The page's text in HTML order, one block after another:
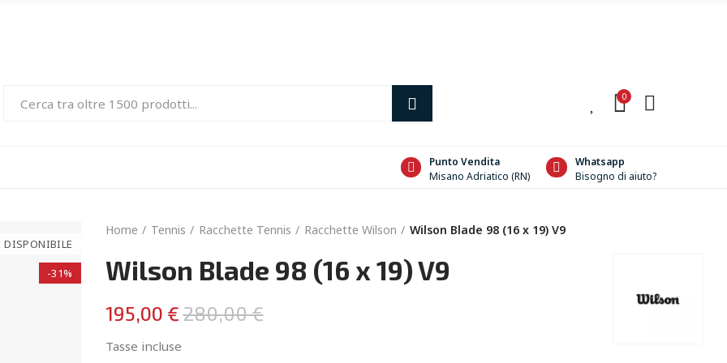
0
Punto Vendita
Misano Adriatico (RN)
Whatsapp
Bisogno di aiuto?
DISPONIBILE
-31%
Home Tennis Racchette Tennis Racchette Wilson Wilson Blade 98 (16 x 19) V9
Wilson Blade 98 (16 x 19) V9
195,00 €280,00 €
Tasse incluse